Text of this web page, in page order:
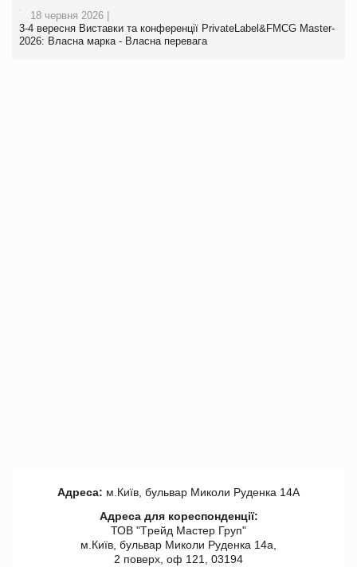
18 червня 2026 |
3-4 вересня Виставки та конференції PrivateLabel&FMCG Master-
2026: Власна марка - Власна перевага
Адреса: м.Київ, бульвар Миколи Руденка 14А
Адреса для кореспонденції:
ТОВ "Tрейд Мастер Груп"
м.Київ, бульвар Миколи Руденка 14а,
2 поверх, оф 121, 03194